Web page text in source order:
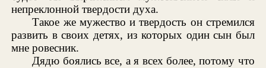
непреклонной твердости духа.
Такое же мужество и твердость он стремился
развить в своих детях, из которых один сын был
мне ровесник.
Дядю боялись все, а я всех более, потому что